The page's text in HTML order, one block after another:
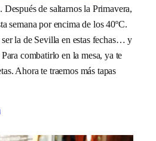
de saltarnos la Primavera,
semana por encima de los 40ºC.
la de Sevilla en estas fechas… y
combatirlo en la mesa, ya te
Ahora te traemos más tapas